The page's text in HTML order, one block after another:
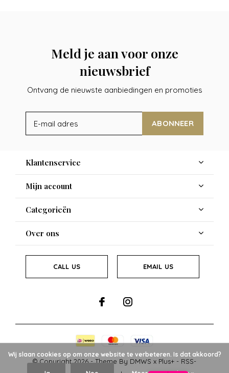
Meld je aan voor onze
nieuwsbrief
Ontvang de nieuwste aanbiedingen en promoties
ABONNEER
Klantenservice
Mijn account
Categorieën
Over ons
CALL US EMAIL US
© Copyright2026- Theme By DMWS x Plus+ - RSS-
Wij slaan cookies op om onze website te verbeteren. Is dat akkoord?